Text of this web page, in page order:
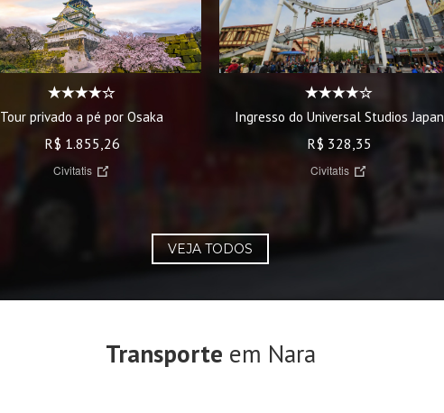
Tour privado a pé por Osaka
R$ 1.855,26
Civitatis
Ingresso do Universal Studios Japan
R$ 328,35
Civitatis
VEJA TODOS
Transporte em Nara